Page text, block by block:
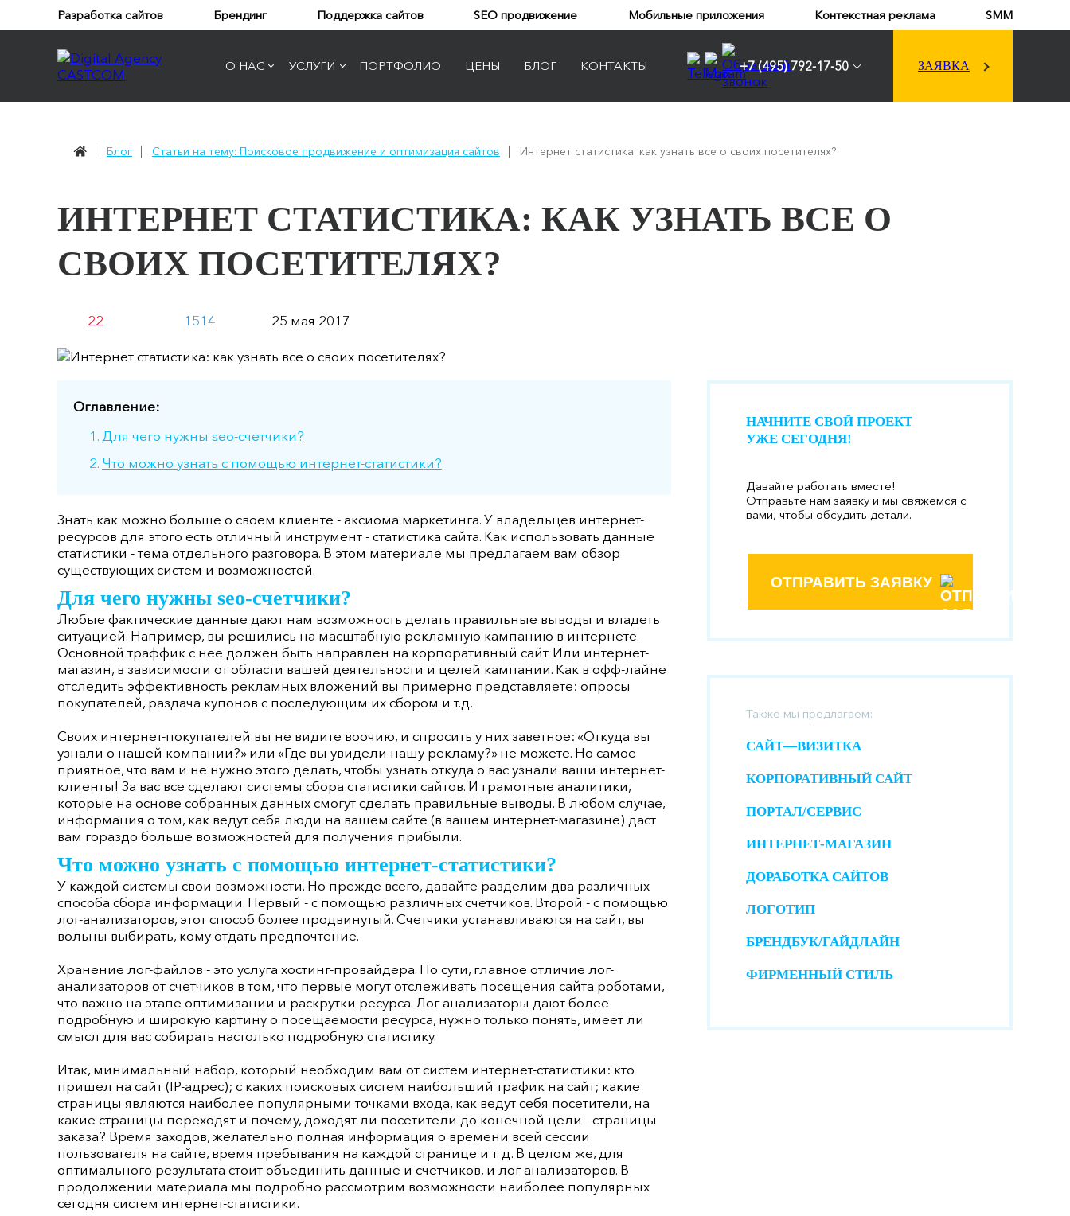
Разработка сайтов Брендинг Поддержка сайтов SEO продвижение Мобильные приложения Контекстная реклама SMM
О НАС УСЛУГИ
Сайт-визитка
Интернет-магазин
Редизайн сайта
Доработка сайта
Прототипирование
ТЗ на разработку сайта
ПОРТФОЛИО ЦЕНЫ БЛОГ КОНТАКТЫ +7 (495) 792-17-50 ЗАЯВКА
Блог Статьи на тему: Поисковое продвижение и оптимизация сайтов Интернет статистика: как узнать все о своих посетителях?
ИНТЕРНЕТ СТАТИСТИКА: КАК УЗНАТЬ ВСЕ О
СВОИХ ПОСЕТИТЕЛЯХ?
22 1514 25 мая 2017
Оглавление:
Для чего нужны seo-счетчики?
Что можно узнать с помощью интернет-статистики?
Знать как можно больше о своем клиенте - аксиома маркетинга. У владельцев интернет-
ресурсов для этого есть отличный инструмент - статистика сайта. Как использовать данные
статистики - тема отдельного разговора. В этом материале мы предлагаем вам обзор
существующих систем и возможностей.
Для чего нужны seo-счетчики?
Любые фактические данные дают нам возможность делать правильные выводы и владеть
ситуацией. Например, вы решились на масштабную рекламную кампанию в интернете.
Основной траффик с нее должен быть направлен на корпоративный сайт. Или интернет-
магазин, в зависимости от области вашей деятельности и целей кампании. Как в офф-лайне
отследить эффективность рекламных вложений вы примерно представляете: опросы
покупателей, раздача купонов с последующим их сбором и т.д.
Своих интернет-покупателей вы не видите воочию, и спросить у них заветное: «Откуда вы
узнали о нашей компании?» или «Где вы увидели нашу рекламу?» не можете. Но самое
приятное, что вам и не нужно этого делать, чтобы узнать откуда о вас узнали ваши интернет-
клиенты! За вас все сделают системы сбора статистики сайтов. И грамотные аналитики,
которые на основе собранных данных смогут сделать правильные выводы. В любом случае,
информация о том, как ведут себя люди на вашем сайте (в вашем интернет-магазине) даст
вам гораздо больше возможностей для получения прибыли.
Что можно узнать с помощью интернет-статистики?
У каждой системы свои возможности. Но прежде всего, давайте разделим два различных
способа сбора информации. Первый - с помощью различных счетчиков. Второй - с помощью
лог-анализаторов, этот способ более продвинутый. Счетчики устанавливаются на сайт, вы
вольны выбирать, кому отдать предпочтение.
Хранение лог-файлов - это услуга хостинг-провайдера. По сути, главное отличие лог-
анализаторов от счетчиков в том, что первые могут отслеживать посещения сайта роботами,
что важно на этапе оптимизации и раскрутки ресурса. Лог-анализаторы дают более
подробную и широкую картину о посещаемости ресурса, нужно только понять, имеет ли
смысл для вас собирать настолько подробную статистику.
Итак, минимальный набор, который необходим вам от систем интернет-статистики: кто
пришел на сайт (IP-адрес); с каких поисковых систем наибольший трафик на сайт; какие
страницы являются наиболее популярными точками входа, как ведут себя посетители, на
какие страницы переходят и почему, доходят ли посетители до конечной цели - страницы
заказа? Время заходов, желательно полная информация о времени всей сессии
пользователя на сайте, время пребывания на каждой странице и т. д. В целом же, для
оптимального результата стоит объединить данные и счетчиков, и лог-анализаторов. В
продолжении материала мы подробно рассмотрим возможности наиболее популярных
сегодня систем интернет-статистики.
НАЧНИТЕ СВОЙ ПРОЕКТ
УЖЕ СЕГОДНЯ!
Давайте работать вместе!
Отправьте нам заявку и мы свяжемся с
вами, чтобы обсудить детали.
ОТПРАВИТЬ ЗАЯВКУ
Также мы предлагаем:
САЙТ—ВИЗИТКА
КОРПОРАТИВНЫЙ САЙТ
ПОРТАЛ/СЕРВИС
ИНТЕРНЕТ-МАГАЗИН
ДОРАБОТКА САЙТОВ
ЛОГОТИП
БРЕНДБУК/ГАЙДЛАЙН
ФИРМЕННЫЙ СТИЛЬ